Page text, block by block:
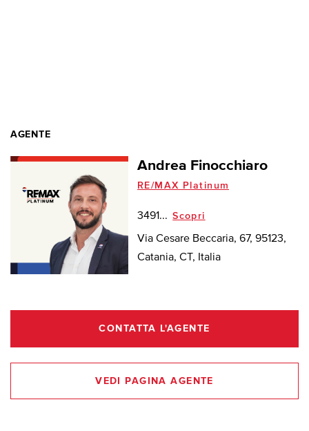
AGENTE
Andrea Finocchiaro
RE/MAX Platinum
3491... Scopri
Via Cesare Beccaria, 67, 95123,
Catania, CT, Italia
CONTATTA L'AGENTE
VEDI PAGINA AGENTE